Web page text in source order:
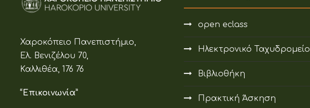
Χαροκόπειο Πανεπιστήμιο,
Ελ. Βενιζέλου 70,
Καλλιθέα, 176 76
“Επικοινωνία”
open eclass
Ηλεκτρονικό Ταχυδρομείο
Βιβλιοθήκη
Πρακτική Άσκηση